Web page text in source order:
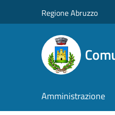
Regione Abruzzo
Amministrazione